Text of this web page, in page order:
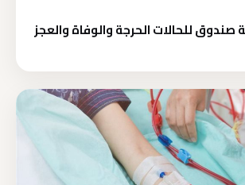
صندوق للحالات الحرجة والوفاة والعجز